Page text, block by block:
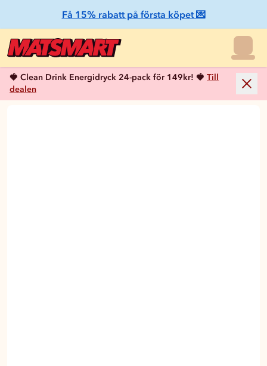
Få 15% rabatt på första köpet 💌
🍓 Clean Drink Energidryck 24-pack för 149kr! 🍓 Till
dealen